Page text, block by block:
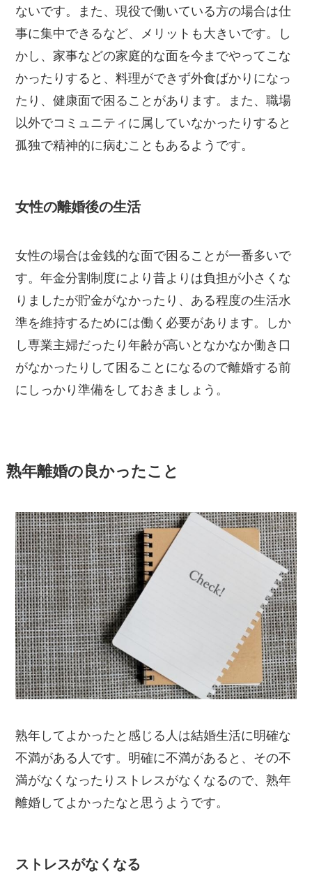
ないです。また、現役で働いている方の場合は仕
事に集中できるなど、メリットも大きいです。し
かし、家事などの家庭的な面を今までやってこな
かったりすると、料理ができず外食ばかりになっ
たり、健康面で困ることがあります。また、職場
以外でコミュニティに属していなかったりすると
孤独で精神的に病むこともあるようです。
女性の離婚後の生活
女性の場合は金銭的な面で困ることが一番多いで
す。年金分割制度により昔よりは負担が小さくな
りましたが貯金がなかったり、ある程度の生活水
準を維持するためには働く必要があります。しか
し専業主婦だったり年齢が高いとなかなか働き口
がなかったりして困ることになるので離婚する前
にしっかり準備をしておきましょう。
熟年離婚の良かったこと
熟年してよかったと感じる人は結婚生活に明確な
不満がある人です。明確に不満があると、その不
満がなくなったりストレスがなくなるので、熟年
離婚してよかったなと思うようです。
ストレスがなくなる